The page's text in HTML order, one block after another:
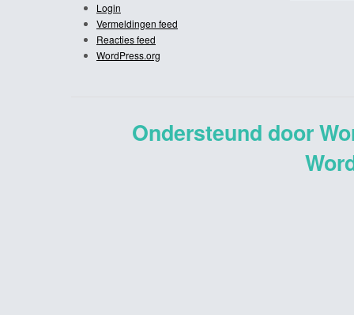
Login
Vermeldingen feed
Reacties feed
WordPress.org
Ondersteund door